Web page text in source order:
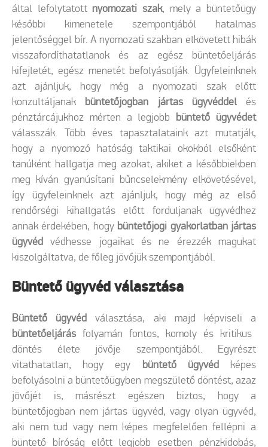
által lefolytatott nyomozati szak, mely a büntetőügy
későbbi kimenetele szempontjából hatalmas
jelentőséggel bír. A nyomozati szakban elkövetett hibák
visszafordíthatatlanok és az egész büntetőeljárás
kifejletét, egész menetét befolyásolják. Ügyfeleinknek
azt ajánljuk, hogy még a nyomozati szak előtt
konzultáljanak büntetőjogban jártas ügyvéddelés
pénztárcájukhoz mérten a legjobb büntető ügyvédet
válasszák. Több éves tapasztalataink azt mutatják,
hogy a nyomozó hatóság taktikai okokból elsőként
tanúként hallgatja meg azokat, akiket a későbbiekben
meg kíván gyanúsítani bűncselekmény elkövetésével,
így ügyfeleinknek azt ajánljuk, hogy még az első
rendőrségi kihallgatás előtt forduljanak ügyvédhez
annak érdekében, hogy büntetőjogi gyakorlatban jártas
ügyvéd védhesse jogaikat és ne érezzék magukat
kiszolgáltatva, de főleg jövőjük szempontjából.
Büntető ügyvéd választása
Büntető ügyvéd választása, aki majd képviseli a
büntetőeljárás folyamán fontos, komoly és kritikus
döntés élete jövője szempontjából. Egyrészt
vitathatatlan, hogy egy büntető ügyvédképes
befolyásolni a büntetőügyben megszülető döntést, azaz
jövőjét is, másrészt egészen biztos, hogy a
büntetőjogban nem jártas ügyvéd, vagy olyan ügyvéd,
aki nem tud vagy nem képes megfelelően fellépni a
büntető bíróság előtt legjobb esetben pénzkidobás,